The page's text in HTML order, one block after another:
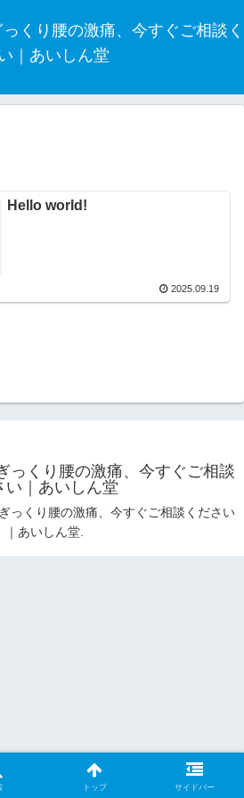
っくり腰の激痛、今すぐご相談く
｜あいしん堂
Hello world!
2025.09.19
っくり腰の激痛、今すぐご相談
い｜あいしん堂
っくり腰の激痛、今すぐご相談ください
｜あいしん堂.
トップ サイドバー